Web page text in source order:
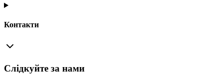
Контакти
Слідкуйте за нами